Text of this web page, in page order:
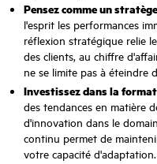
Pensez comme un
l'esprit les performances
réflexion stratégique relie
des clients, au chiffre
ne se limite pas à éteindre
Investissez dans la
des tendances en matière
d'innovation dans le
continu permet de
votre capacité d'adaptation.